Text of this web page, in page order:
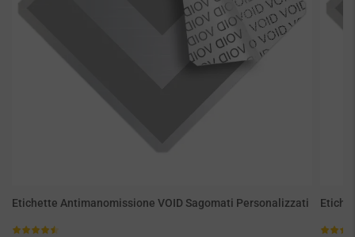
Etichette Antimanomissione VOID Sagomati Personalizzati